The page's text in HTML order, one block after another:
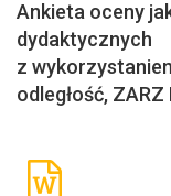
Ankieta oceny
dydaktycznych
z
odległość, ZARZ